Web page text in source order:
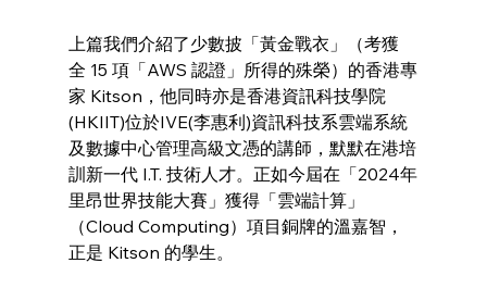
上篇我們介紹了少數披「黃金戰衣」（考獲
全 15 項「AWS 認證」所得的殊榮）的香港專
家 Kitson，他同時亦是香港資訊科技學院
(HKIIT)位於IVE(李惠利)資訊科技系雲端系統
及數據中心管理高級文憑的講師，默默在港培
訓新一代 I.T. 技術人才。正如今屆在「2024年
里昂世界技能大賽」獲得「雲端計算」
（Cloud Computing）項目銅牌的溫嘉智，
正是 Kitson 的學生。